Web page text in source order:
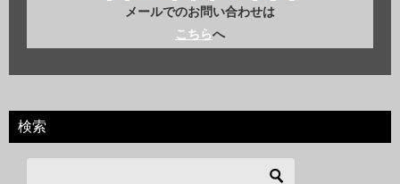
メールでのお問い合わせは
こちらへ
検索